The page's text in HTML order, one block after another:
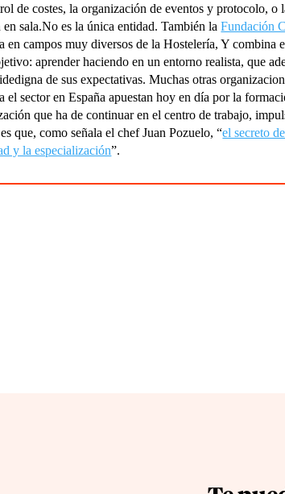
de costes, la organización de eventos y protocolo, o
en sala.No es la única entidad. También laFundación
en campos muy diversos de la Hostelería, Y combina
aprender haciendo en un entorno realista, que
de sus expectativas.Muchas otras
el sector en España apuestan hoy en día por la
que ha de continuar en el centro de trabajo,
que, como señala el chef Juan Pozuelo, “el secreto
y la especialización”.